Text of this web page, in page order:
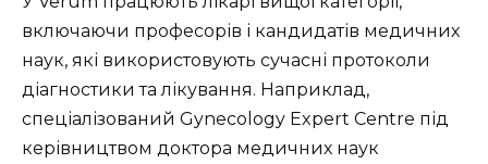
включаючи професорів і кандидатів медичних
наук, які використовують сучасні протоколи
діагностики та лікування. Наприклад,
спеціалізований Gynecology Expert Centre під
керівництвом доктора медичних наук